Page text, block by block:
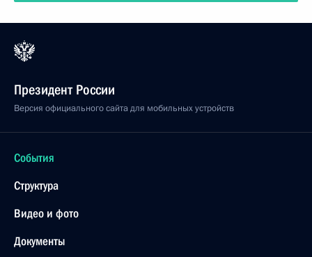
Президент России
Версия официального сайта для мобильных устройств
События
Структура
Видео и фото
Документы